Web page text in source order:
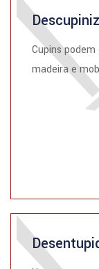
Cupins
madeira e